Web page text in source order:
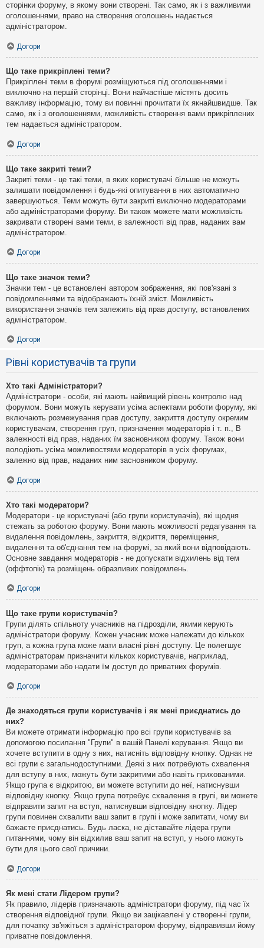
сторінки форуму, в якому вони створені. Так само, як і з важливими
оголошеннями, право на створення оголошень надається
адміністратором.
Догори
Що таке прикріплені теми?
Прикріплені теми в форумі розміщуються під оголошеннями і
виключно на першій сторінці. Вони найчастіше містять досить
важливу інформацію, тому ви повинні прочитати їх якнайшвидше. Так
само, як і з оголошеннями, можливість створення вами прикріплених
тем надається адміністратором.
Догори
Що таке закриті теми?
Закриті теми - це такі теми, в яких користувачі більше не можуть
залишати повідомлення і будь-які опитування в них автоматично
завершуються. Теми можуть бути закриті виключно модераторами
або адміністраторами форуму. Ви також можете мати можливість
закривати створені вами теми, в залежності від прав, наданих вам
адміністратором.
Догори
Що таке значок теми?
Значки тем - це встановлені автором зображення, які пов'язані з
повідомленнями та відображають їхній зміст. Можливість
використання значків тем залежить від прав доступу, встановлених
адміністратором.
Догори
Рівні користувачів та групи
Хто такі Адміністратори?
Адміністратори - особи, які мають найвищий рівень контролю над
форумом. Вони можуть керувати усіма аспектами роботи форуму, які
включають розмежування прав доступу, закриття доступу окремим
користувачам, створення груп, призначення модераторів і т. п., В
залежності від прав, наданих їм засновником форуму. Також вони
володіють усіма можливостями модераторів в усіх форумах,
залежно від прав, наданих ним засновником форуму.
Догори
Хто такі модератори?
Модератори - це користувачі (або групи користувачів), які щодня
стежать за роботою форуму. Вони мають можливості редагування та
видалення повідомлень, закриття, відкриття, переміщення,
видалення та об'єднання тем на форумі, за який вони відповідають.
Основне завдання модераторів - не допускати відхилень від тем
(оффтопік) та розміщень образливих повідомлень.
Догори
Що таке групи користувачів?
Групи ділять спільноту учасників на підрозділи, якими керують
адміністратори форуму. Кожен учасник може належати до кількох
груп, а кожна група може мати власні рівні доступу. Це полегшує
адміністраторам призначити кількох користувачів, наприклад,
модераторами або надати їм доступ до приватних форумів.
Догори
Де знаходяться групи користувачів і як мені приєднатись до
них?
Ви можете отримати інформацію про всі групи користувачів за
допомогою посилання "Групи" в вашій Панелі керування. Якщо ви
хочете вступити в одну з них, натисніть відповідну кнопку. Однак не
всі групи є загальнодоступними. Деякі з них потребують схвалення
для вступу в них, можуть бути закритими або навіть прихованими.
Якщо група є відкритою, ви можете вступити до неї, натиснувши
відповідну кнопку. Якщо група потребує схвалення в групі, ви можете
відправити запит на вступ, натиснувши відповідну кнопку. Лідер
групи повинен схвалити ваш запит в групі і може запитати, чому ви
бажаєте приєднатись. Будь ласка, не діставайте лідера групи
питаннями, чому він відхилив ваш запит на вступ, у нього можуть
бути для цього свої причини.
Догори
Як мені стати Лідером групи?
Як правило, лідерів призначають адміністратори форуму, під час їх
створення відповідної групи. Якщо ви зацікавлені у створенні групи,
для початку зв'яжіться з адміністратором форуму, відправивши йому
приватне повідомлення.